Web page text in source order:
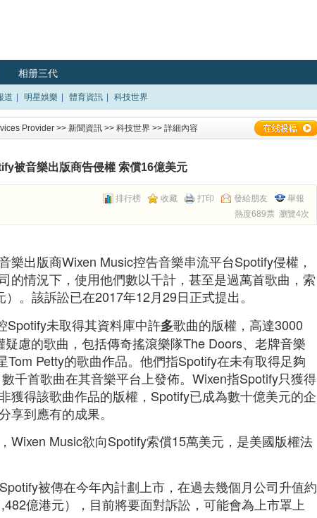
相册三代
道 明星娛樂 體育資訊 科技世界
Provider >> 新聞資訊 >> 科技世界 >> 詳細內容
被音樂出版商告侵權 索償16億美元
排行榜 收藏 打印 發給朋友 舉報
熱度689票 瀏覽4次
樂出版商Wixen Music控告音樂串流平台Spotify侵權，
的情況下，使用他們數以千計，甚至是過萬首歌曲，索
。該訴訟已在2017年12月29日正式提出。
Spotify未取得其資料庫中許多歌曲的版權，高達3000
慮的歌曲，包括傳奇搖滾樂隊The Doors、老牌音樂
Tom Petty的歌曲作品。他們指Spotify在未有取得足夠
千首歌曲在其音樂平台上發佈。Wixen指Spotify只獲得
獲得該歌曲作品的版權，Spotify已成為數十億美元的企
享到應有的成果。
Wixen Music欲向Spotify索償15萬美元，是美國版權法
被傳在今年內計劃上市，在過去幾個月公司升值約
億港元），目前將要面對訴訟，可能會為上市罩上